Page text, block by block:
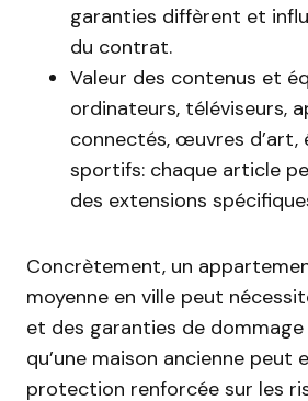
garanties diffèrent et
du contrat.
Valeur des contenus et
ordinateurs, téléviseurs,
connectés, œuvres d’art,
sportifs: chaque article
des extensions
Concrètement, un
moyenne en ville peut
et des garanties de
qu’une maison ancienne peut
protection renforcée sur les